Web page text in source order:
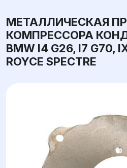
МЕТАЛЛИЧЕСКАЯ
КОМПРЕССОРА
BMW I4 G26, I7 G70,
ROYCE SPECTRE